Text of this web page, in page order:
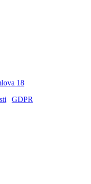
18
| GDPR